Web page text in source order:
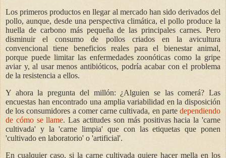
Los primeros productos en llegar al mercado han sido derivados del
pollo, aunque, desde una perspectiva climática, el pollo produce la
huella de carbono más pequeña de las principales carnes. Pero
disminuir el consumo de pollos criados en la avicultura
convencional tiene beneficios reales para el bienestar animal,
porque puede limitar las enfermedades zoonóticas como la gripe
aviar y, al usar menos antibióticos, podría acabar con el problema
de la resistencia a ellos.
Y ahora la pregunta del millón: ¿Alguien se las comerá? Las
encuestas han encontrado una amplia variabilidad en la disposición
de los consumidores a comer carne cultivada, en parte dependiendo
de cómo se llame. Las actitudes son más positivas hacia la 'carne
cultivada' y la 'carne limpia' que con las etiquetas que ponen
'cultivado en laboratorio' o 'artificial'.
En cualquier caso, si la carne cultivada quiere hacer mella en los